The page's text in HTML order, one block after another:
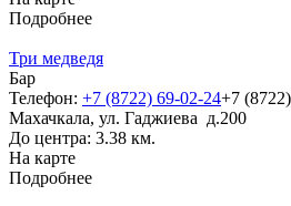
Подробнее
Три медведя
Бар
Телефон: +7 (8722) 69-02-24+7
Махачкала, ул. Гаджиева д.200
До центра: 3.38 км.
На карте
Подробнее